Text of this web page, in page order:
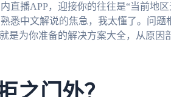
直播APP，迎接你的往往是“当前地
悉中文解说的焦急，我太懂了。问题
是为你准备的解决方案大全，从原因